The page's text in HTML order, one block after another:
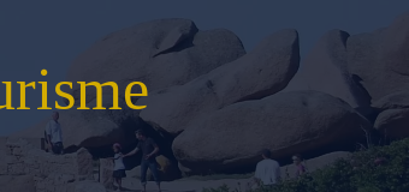
Extrême-Orient